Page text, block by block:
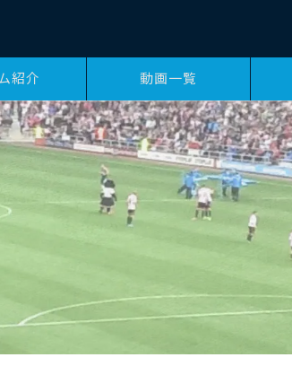
紹介 動画一覧